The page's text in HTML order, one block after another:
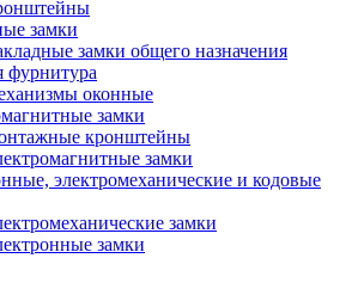
замки
замки общего назначения
фурнитура
оконные
замки
кронштейны
замки
электромеханические и кодовые
замки
замки